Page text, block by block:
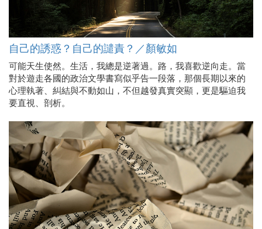
自己的誘惑？自己的譴責？／顏敏如
可能天生使然。生活，我總是逆著過。路，我喜歡逆向走。當
對於遊走各國的政治文學書寫似乎告一段落，那個長期以來的
心理執著、糾結與不動如山，不但越發真實突顯，更是驅迫我
要直視、剖析。